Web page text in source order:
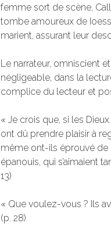
femme sort de scène,
tombe amoureux de
marient, assurant leur
Le narrateur, omniscient
négligeable, dans la
complice du lecteur et
« Je crois que, si les
ont dû prendre plaisir à
même ont-ils éprouvé de
épanouis, qui s’aimaient
13)
« Que voulez-vous ? Ils
(p. 28)